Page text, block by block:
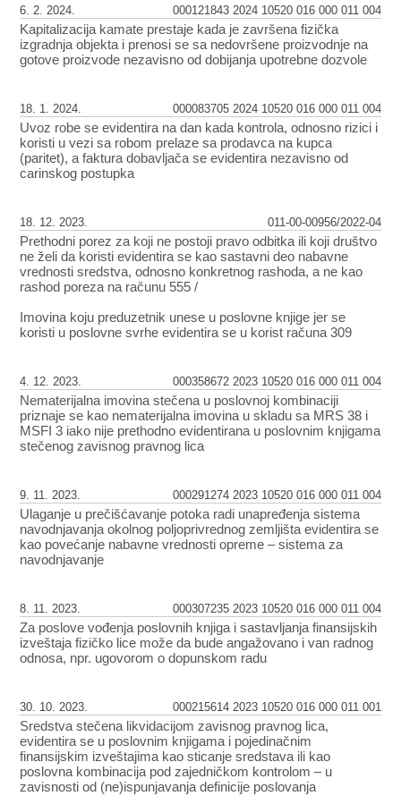
Kapitalizacija kamate prestaje kada je završena fizička
izgradnja objekta i prenosi se sa nedovršene proizvodnje na
gotove proizvode nezavisno od dobijanja upotrebne dozvole
6. 2. 2024. 000121843 2024 10520 016 000 011 004
Uvoz robe se evidentira na dan kada kontrola, odnosno rizici i
koristi u vezi sa robom prelaze sa prodavca na kupca
(paritet), a faktura dobavljača se evidentira nezavisno od
carinskog postupka
18. 1. 2024. 000083705 2024 10520 016 000 011 004
Prethodni porez za koji ne postoji pravo odbitka ili koji društvo
ne želi da koristi evidentira se kao sastavni deo nabavne
vrednosti sredstva, odnosno konkretnog rashoda, a ne kao
rashod poreza na računu 555 /
Imovina koju preduzetnik unese u poslovne knjige jer se
koristi u poslovne svrhe evidentira se u korist računa 309
18. 12. 2023. 011-00-00956/2022-04
Nematerijalna imovina stečena u poslovnoj kombinaciji
priznaje se kao nematerijalna imovina u skladu sa MRS 38 i
MSFI 3 iako nije prethodno evidentirana u poslovnim knjigama
stečenog zavisnog pravnog lica
4. 12. 2023. 000358672 2023 10520 016 000 011 004
Ulaganje u prečišćavanje potoka radi unapređenja sistema
navodnjavanja okolnog poljoprivrednog zemljišta evidentira se
kao povećanje nabavne vrednosti opreme – sistema za
navodnjavanje
9. 11. 2023. 000291274 2023 10520 016 000 011 004
Za poslove vođenja poslovnih knjiga i sastavljanja finansijskih
izveštaja fizičko lice može da bude angažovano i van radnog
odnosa, npr. ugovorom o dopunskom radu
8. 11. 2023. 000307235 2023 10520 016 000 011 004
Sredstva stečena likvidacijom zavisnog pravnog lica,
evidentira se u poslovnim knjigama i pojedinačnim
finansijskim izveštajima kao sticanje sredstava ili kao
poslovna kombinacija pod zajedničkom kontrolom – u
zavisnosti od (ne)ispunjavanja definicije poslovanja
30. 10. 2023. 000215614 2023 10520 016 000 011 001